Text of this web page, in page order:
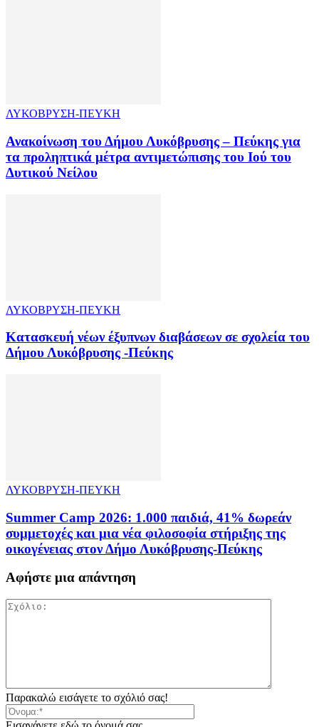
ΛΥΚΟΒΡΥΣΗ-ΠΕΥΚΗ
Ανακοίνωση του Δήμου Λυκόβρυσης – Πεύκης για
τα προληπτικά μέτρα αντιμετώπισης του Ιού του
Δυτικού Νείλου
ΛΥΚΟΒΡΥΣΗ-ΠΕΥΚΗ
Κατασκευή νέων έξυπνων διαβάσεων σε σχολεία του
Δήμου Λυκόβρυσης -Πεύκης
ΛΥΚΟΒΡΥΣΗ-ΠΕΥΚΗ
Summer Camp 2026: 1.000 παιδιά, 41% δωρεάν
συμμετοχές και μια νέα φιλοσοφία στήριξης της
οικογένειας στον Δήμο Λυκόβρυσης-Πεύκης
Αφήστε μια απάντηση
Παρακαλώ εισάγετε το σχόλιό σας!